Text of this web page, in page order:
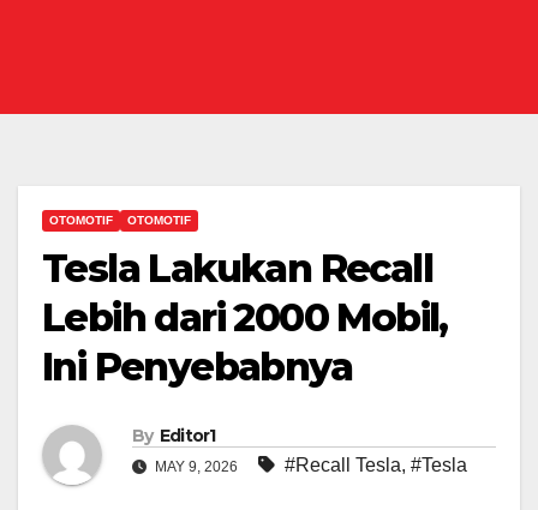
OTOMOTIF OTOMOTIF
Tesla Lakukan Recall
Lebih dari 2000 Mobil,
Ini Penyebabnya
By Editor1
MAY 9, 2026 #Recall Tesla, #Tesla